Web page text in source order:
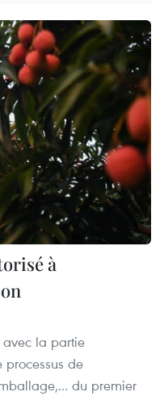
à
avec la partie
processus de
du premier